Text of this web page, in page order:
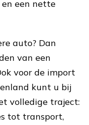
een nette
auto? Dan
van een
voor de import
kunt u bij
volledige traject:
tot transport,